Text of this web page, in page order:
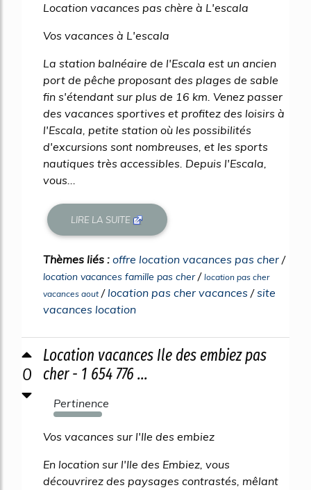
Location vacances pas chère à L'escala
Vos vacances à L'escala
La station balnéaire de l'Escala est un ancien
port de pêche proposant des plages de sable
fin s'étendant sur plus de 16 km. Venez passer
des vacances sportives et profitez des loisirs à
l'Escala, petite station où les possibilités
d'excursions sont nombreuses, et les sports
nautiques très accessibles. Depuis l'Escala,
vous...
LIRE LA SUITE
Thèmes liés : offre location vacances pas cher /
location vacances famille pas cher/ location pas cher
vacances aout/ location pas cher vacances /site
vacances location
0
Location vacances Ile des embiez pas
cher - 1 654 776 ...
Pertinence
617%
Vos vacances sur l'Ile des embiez
En location sur l'Ile des Embiez, vous
découvrirez des paysages contrastés, mêlant